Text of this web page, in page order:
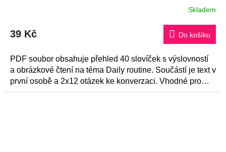
Skladem
39 Kč Do košíku
PDF soubor obsahuje přehled 40 slovíček s výslovností
a obrázkové čtení na téma Daily routine. Součástí je text v
první osobě a 2x12 otázek ke konverzaci. Vhodné pro
začátečníky.